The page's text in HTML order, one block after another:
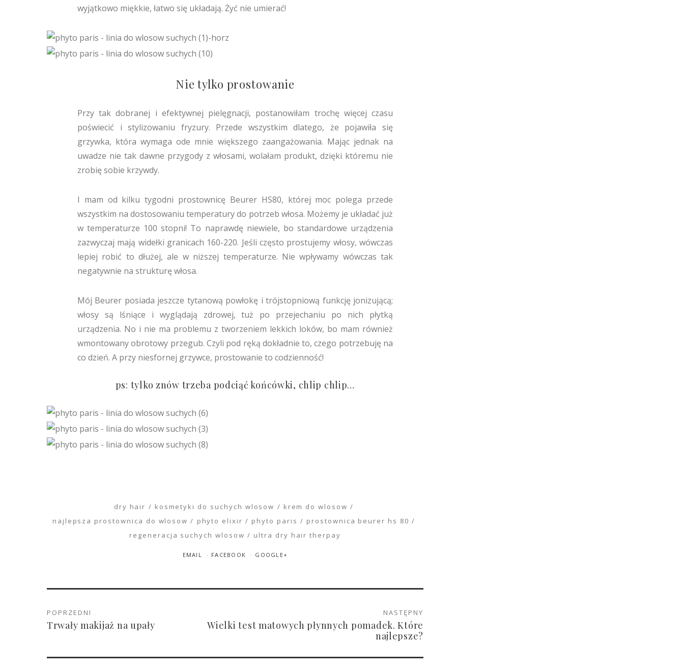
wyjątkowo miękkie, łatwo się układają. Żyć nie umierać!
Nie tylko prostowanie
Przy tak dobranej i efektywnej pielęgnacji, postanowiłam trochę więcej czasu
poświecić i stylizowaniu fryzury. Przede wszystkim dlatego, że pojawiła się
grzywka, która wymaga ode mnie większego zaangażowania. Mając jednak na
uwadze nie tak dawne przygody z włosami, wolałam produkt, dzięki któremu nie
zrobię sobie krzywdy.
I mam od kilku tygodni prostownicę Beurer HS80, której moc polega przede
wszystkim na dostosowaniu temperatury do potrzeb włosa. Możemy je układać już
w temperaturze 100 stopni! To naprawdę niewiele, bo standardowe urządzenia
zazwyczaj mają widełki granicach 160-220. Jeśli często prostujemy włosy, wówczas
lepiej robić to dłużej, ale w niższej temperaturze. Nie wpływamy wówczas tak
negatywnie na strukturę włosa.
Mój Beurer posiada jeszcze tytanową powłokę i trójstopniową funkcję jonizującą;
włosy są lśniące i wyglądają zdrowej, tuż po przejechaniu po nich płytką
urządzenia. No i nie ma problemu z tworzeniem lekkich loków, bo mam również
wmontowany obrotowy przegub. Czyli pod ręką dokładnie to, czego potrzebuję na
co dzień. A przy niesfornej grzywce, prostowanie to codzienność!
ps: tylko znów trzeba podciąć końcówki, chlip chlip…
dry hair kosmetyki do suchych wlosow
krem do wlosow
najlepsza prostownica do wlosow
phyto elixir phyto paris
prostownica beurer hs 80
regeneracja suchych wlosow
ultra dry hair therpay
EMAIL FACEBOOK GOOGLE+
POPRZEDNI
Trwały makijaż na upały
NASTĘPNY
Wielki test matowych płynnych pomadek. Które
najlepsze?